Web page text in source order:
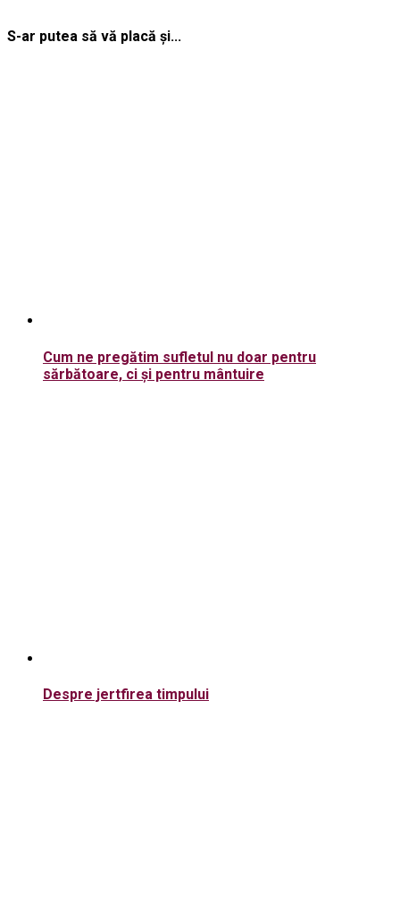
S-ar putea să vă placă și...
Cum ne pregătim sufletul nu doar pentru
sărbătoare, ci și pentru mântuire
Despre jertfirea timpului